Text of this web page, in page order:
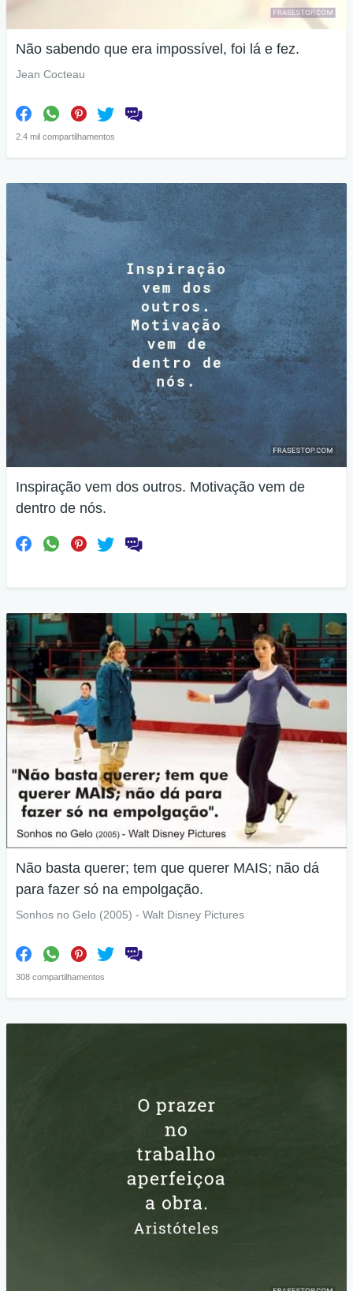
Não sabendo que era impossível, foi lá e fez.
Jean Cocteau
2.4 mil compartilhamentos
Inspiração vem dos outros. Motivação vem de
dentro de nós.
Não basta querer; tem que querer MAIS; não dá
para fazer só na empolgação.
Sonhos no Gelo (2005) - Walt Disney Pictures
308 compartilhamentos